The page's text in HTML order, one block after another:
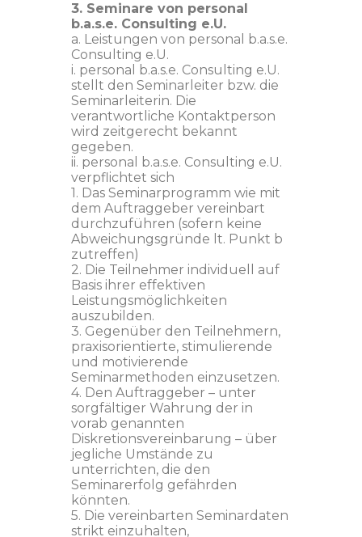
3. Seminare von personal
b.a.s.e. Consulting e.U.
a. Leistungen von personal b.a.s.e.
Consulting e.U.
i. personal b.a.s.e. Consulting e.U.
stellt den Seminarleiter bzw. die
Seminarleiterin. Die
verantwortliche Kontaktperson
wird zeitgerecht bekannt
gegeben.
ii. personal b.a.s.e. Consulting e.U.
verpflichtet sich
1. Das Seminarprogramm wie mit
dem Auftraggeber vereinbart
durchzuführen (sofern keine
Abweichungsgründe lt. Punkt b
zutreffen)
2. Die Teilnehmer individuell auf
Basis ihrer effektiven
Leistungsmöglichkeiten
auszubilden.
3. Gegenüber den Teilnehmern,
praxisorientierte, stimulierende
und motivierende
Seminarmethoden einzusetzen.
4. Den Auftraggeber – unter
sorgfältiger Wahrung der in
vorab genannten
Diskretionsvereinbarung – über
jegliche Umstände zu
unterrichten, die den
Seminarerfolg gefährden
könnten.
5. Die vereinbarten Seminardaten
strikt einzuhalten,